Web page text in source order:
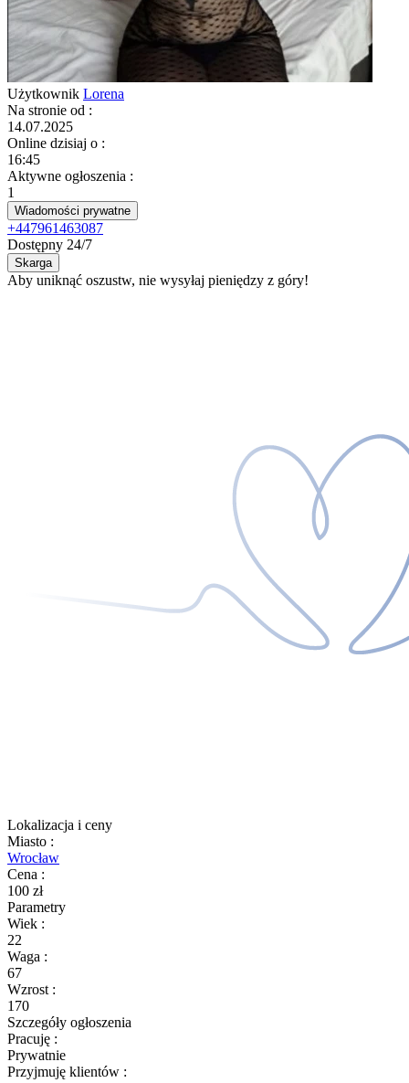
Użytkownik Lorena
Na stronie od :
14.07.2025
Online dzisiaj o :
16:45
Aktywne ogłoszenia :
1
Wiadomości prywatne
+447961463087
Dostępny 24/7
Skarga
Aby uniknąć oszustw, nie wysyłaj pieniędzy z góry!
Lokalizacja i ceny
Miasto :
Wrocław
Cena :
100 zł
Parametry
Wiek :
22
Waga :
67
Wzrost :
170
Szczegóły ogłoszenia
Pracuję :
Prywatnie
Przyjmuję klientów :